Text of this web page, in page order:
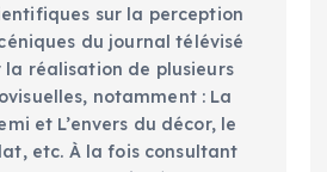
sur la perception
du journal télévisé
la réalisation de plusieurs
notamment : La
et L’envers du décor, le
etc. À la fois consultant